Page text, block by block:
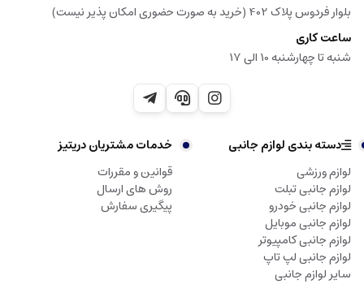
بلوار فردوس پلاک 402 (خرید به صورت حضوری امکان پذیر نیست)
ساعت کاری
شنبه تا چهارشنبه 10 الی 17
دسته بندی لوازم جانبی
لوازم ورزشی
لوازم جانبی تبلت
لوازم جانبی خودرو
لوازم جانبی موبایل
لوازم جانبی کامپیوتر
لوازم جانبی لپ تاپ
سایر لوازم جانبی
خدمات مشتریان دریتیز
قوانین و مقررات
روش های ارسال
پیگیری سفارش